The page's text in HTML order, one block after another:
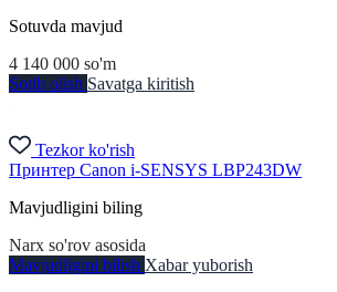
Sotuvda mavjud
4 140 000 so'm
Sotib olish Savatga kiritish
Tezkor ko'rish
Принтер Canon i-SENSYS LBP243DW
Mavjudligini biling
Narx so'rov asosida
Mavjudligini bilish Xabar yuborish